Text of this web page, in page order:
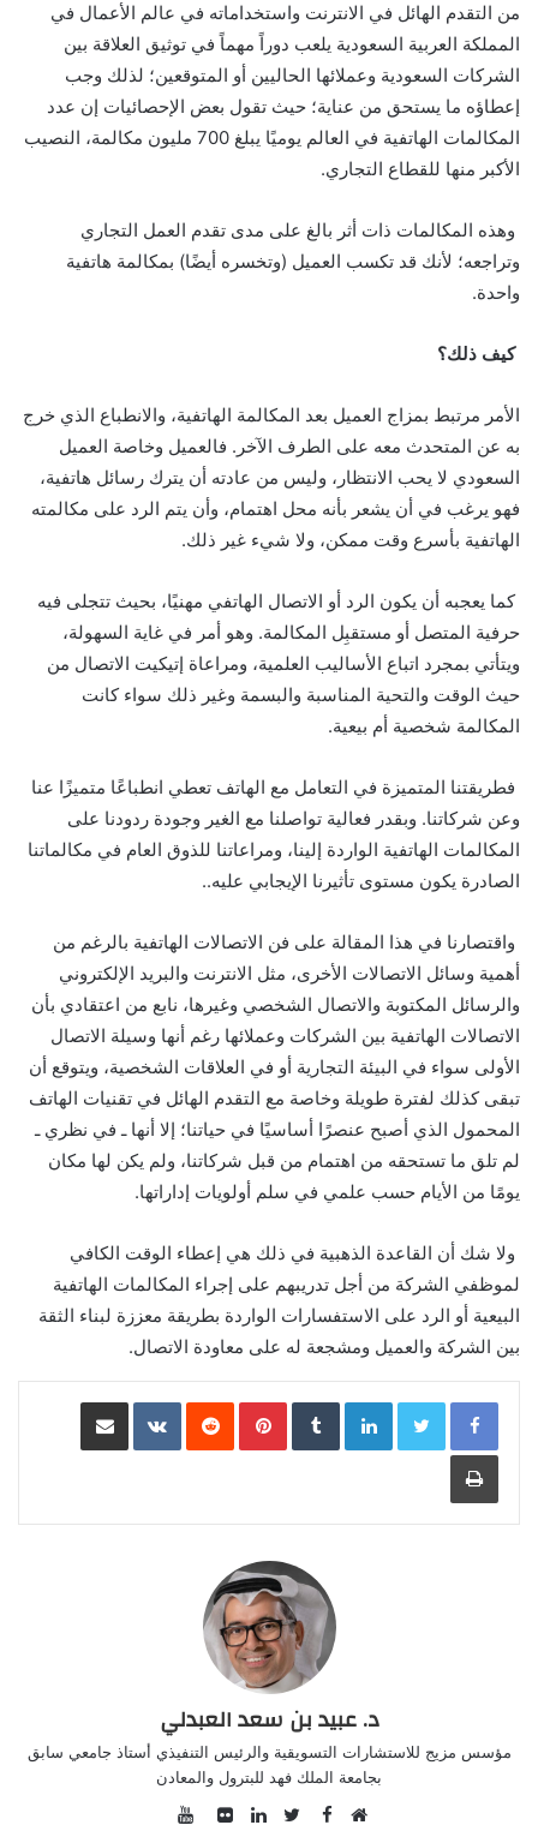
من التقدم الهائل في الانترنت واستخداماته في عالم الأعمال في
المملكة العربية السعودية يلعب دوراً مهماً في توثيق العلاقة بين
الشركات السعودية وعملائها الحاليين أو المتوقعين؛ لذلك وجب
إعطاؤه ما يستحق من عناية؛ حيث تقول بعض الإحصائيات إن عدد
المكالمات الهاتفية في العالم يوميًا يبلغ 700 مليون مكالمة، النصيب
الأكبر منها للقطاع التجاري.
وهذه المكالمات ذات أثر بالغ على مدى تقدم العمل التجاري
وتراجعه؛ لأنك قد تكسب العميل (وتخسره أيضًا) بمكالمة هاتفية
واحدة.
كيف ذلك؟
الأمر مرتبط بمزاج العميل بعد المكالمة الهاتفية، والانطباع الذي خرج
به عن المتحدث معه على الطرف الآخر. فالعميل وخاصة العميل
السعودي لا يحب الانتظار، وليس من عادته أن يترك رسائل هاتفية،
فهو يرغب في أن يشعر بأنه محل اهتمام، وأن يتم الرد على مكالمته
الهاتفية بأسرع وقت ممكن، ولا شيء غير ذلك.
كما يعجبه أن يكون الرد أو الاتصال الهاتفي مهنيًا، بحيث تتجلى فيه
حرفية المتصل أو مستقبِل المكالمة. وهو أمر في غاية السهولة،
ويتأتي بمجرد اتباع الأساليب العلمية، ومراعاة إتيكيت الاتصال من
حيث الوقت والتحية المناسبة والبسمة وغير ذلك سواء كانت
المكالمة شخصية أم بيعية.
فطريقتنا المتميزة في التعامل مع الهاتف تعطي انطباعًا متميزًا عنا
وعن شركاتنا. وبقدر فعالية تواصلنا مع الغير وجودة ردودنا على
المكالمات الهاتفية الواردة إلينا، ومراعاتنا للذوق العام في مكالماتنا
الصادرة يكون مستوى تأثيرنا الإيجابي عليه..
واقتصارنا في هذا المقالة على فن الاتصالات الهاتفية بالرغم من
أهمية وسائل الاتصالات الأخرى، مثل الانترنت والبريد الإلكتروني
والرسائل المكتوبة والاتصال الشخصي وغيرها، نابع من اعتقادي بأن
الاتصالات الهاتفية بين الشركات وعملائها رغم أنها وسيلة الاتصال
الأولى سواء في البيئة التجارية أو في العلاقات الشخصية، ويتوقع أن
تبقى كذلك لفترة طويلة وخاصة مع التقدم الهائل في تقنيات الهاتف
المحمول الذي أصبح عنصرًا أساسيًا في حياتنا؛ إلا أنها ـ في نظري ـ
لم تلق ما تستحقه من اهتمام من قبل شركاتنا، ولم يكن لها مكان
يومًا من الأيام حسب علمي في سلم أولويات إداراتها.
ولا شك أن القاعدة الذهبية في ذلك هي إعطاء الوقت الكافي
لموظفي الشركة من أجل تدريبهم على إجراء المكالمات الهاتفية
البيعية أو الرد على الاستفسارات الواردة بطريقة معززة لبناء الثقة
بين الشركة والعميل ومشجعة له على معاودة الاتصال.
LinkedIn
Pinterest مشاركة عبر البريد
طباعة
د. عبيد بن سعد العبدلي
مؤسس مزيج للاستشارات التسويقية والرئيس التنفيذي أستاذ جامعي سابق
بجامعة الملك فهد للبترول والمعادن
Facebook